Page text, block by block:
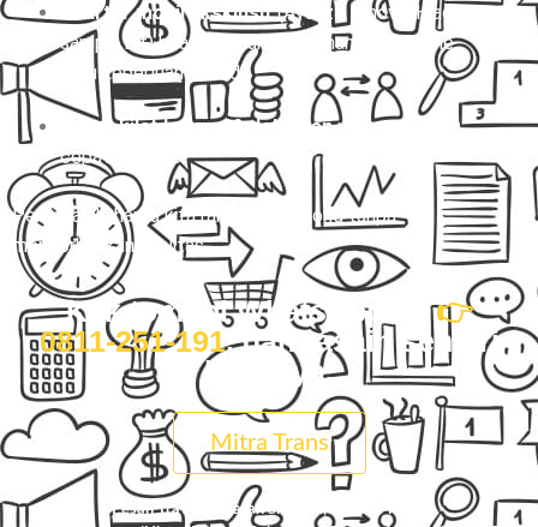
Charter mobil eksklusif(Avanza, Innova, Hiace,
sampai Elf) buat perjalanan nyaman, rame-rame,
atau keperluan pribadi.
Paket kilat barang & dokumenyang aman dan
cepat nyampe.
Percayalah, harga kita ramah di kantong tanpa
mengorbankan kualitas.
Klik tombol WhatsApp ini👉
0811-251-191, dan rasain sendiri
bedanya.
Mitra Trans
Pesan Travel Ungaran Sidoarjo, Charter Mobil